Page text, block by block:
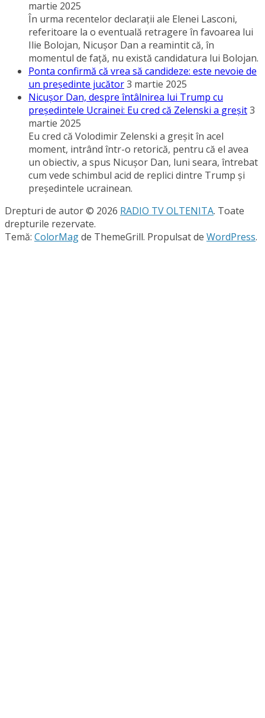
martie 2025
În urma recentelor declaraţii ale Elenei Lasconi,
referitoare la o eventuală retragere în favoarea lui
Ilie Bolojan, Nicuşor Dan a reamintit că, în
momentul de faţă, nu există candidatura lui Bolojan.
Ponta confirmă că vrea să candideze: este nevoie de
un preşedinte jucător3 martie 2025
Nicuşor Dan, despre întâlnirea lui Trump cu
preşedintele Ucrainei: Eu cred că Zelenski a greşit3
martie 2025
Eu cred că Volodimir Zelenski a greşit în acel
moment, intrând într-o retorică, pentru că el avea
un obiectiv, a spus Nicuşor Dan, luni seara, întrebat
cum vede schimbul acid de replici dintre Trump şi
preşedintele ucrainean.
Drepturi de autor © 2026 RADIO TV OLTENITA. Toate
drepturile rezervate.
Temă: ColorMagde ThemeGrill. Propulsat de WordPress.